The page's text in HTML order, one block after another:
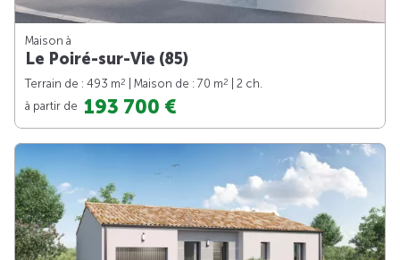
Maison à
Le Poiré-sur-Vie (85)
Terrain de : 493 m2 | Maison de : 70 m2
| 2 ch.
à partir de 193 700 €